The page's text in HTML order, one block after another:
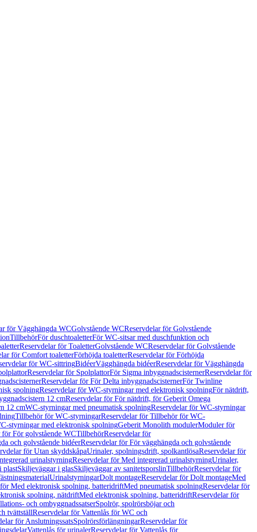
för Vägghängda WCGolvstående WCReservdelar för Golvstående
TillbehörFör duschtoaletterFör WC-sitsar med duschfunktion och
Reservdelar för ToaletterGolvstående WCReservdelar för Golvstående
för Comfort toaletterFörhöjda toaletterReservdelar för Förhöjda
för WC-sittringBidéerVägghängda bidéerReservdelar för Vägghängda
Reservdelar för SpolplattorFör Sigma inbyggnadscisternerReservdelar för
Reservdelar för För Delta inbyggnadscisternerFör Twinline
spolningReservdelar för WC-styrningar med elektronisk spolningFör nätdrift,
12 cmReservdelar för För nätdrift, för Geberit Omega
12 cmWC-styrningar med pneumatisk spolningReservdelar för WC-styrningar
Tillbehör för WC-styrningarReservdelar för Tillbehör för WC-
styrningar med elektronisk spolningGeberit Monolith modulerModuler för
för För golvstående WCTillbehörReservdelar för
och golvstående bidéerReservdelar för För vägghängda och golvstående
för Utan skyddskåpaUrinaler, spolningsdrift, spolkantlösaReservdelar för
urinalstyrningReservdelar för Med integrerad urinalstyrningUrinaler,
plastSkiljeväggar i glasSkiljeväggar av sanitetsporslinTillbehörReservdelar för
UrinalstyrningarDolt montageReservdelar för Dolt montageMed
Med elektronisk spolning, batteridriftMed pneumatisk spolningReservdelar för
spolning, nätdriftMed elektronisk spolning, batteridriftReservdelar för
och ombyggnadssatserSpolrör, spolrörsböjar och
tvättställReservdelar för Vattenlås för WC och
för AnslutningssatsSpolrörsförlängningarReservdelar för
Vattenlås för urinalerReservdelar för Vattenlås för